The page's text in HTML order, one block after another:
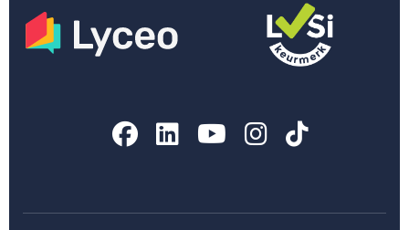
Facebook
LinkedIn
YouTube
Instagram
TikTok